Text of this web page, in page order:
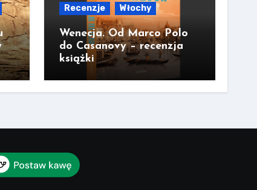
Recenzje
Włochy
Wenecja. Od Marco Polo
do Casanovy – recenzja
książki